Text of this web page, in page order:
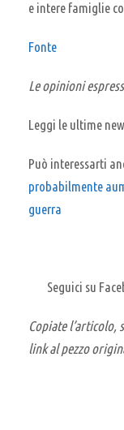
e intere famiglie
Fonte
Le opinioni
Leggi le ultime
Può interessarti
probabilmente
guerra
Seguici su
Copiate l’articolo,
link al pezzo